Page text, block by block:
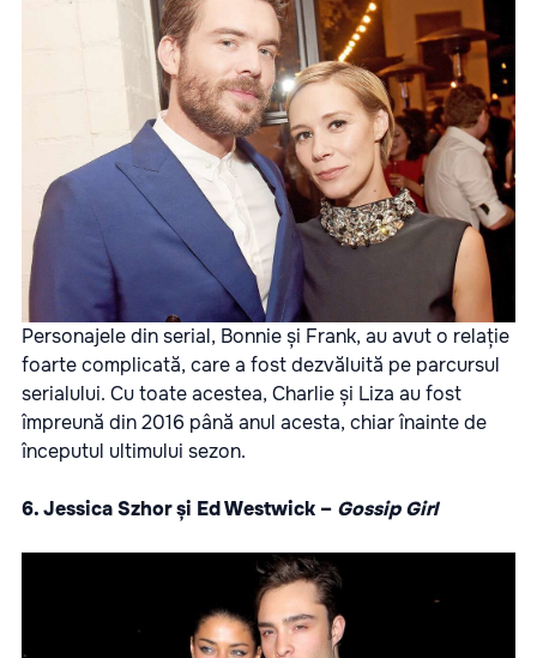
Personajele din serial, Bonnie și Frank, au avut o relație
foarte complicată, care a fost dezvăluită pe parcursul
serialului. Cu toate acestea, Charlie și Liza au fost
împreună din 2016 până anul acesta, chiar înainte de
începutul ultimului sezon.
6. Jessica Szhor și Ed Westwick – Gossip Girl